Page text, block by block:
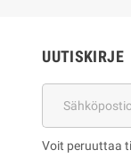
UUTISKIRJE
Voit peruuttaa